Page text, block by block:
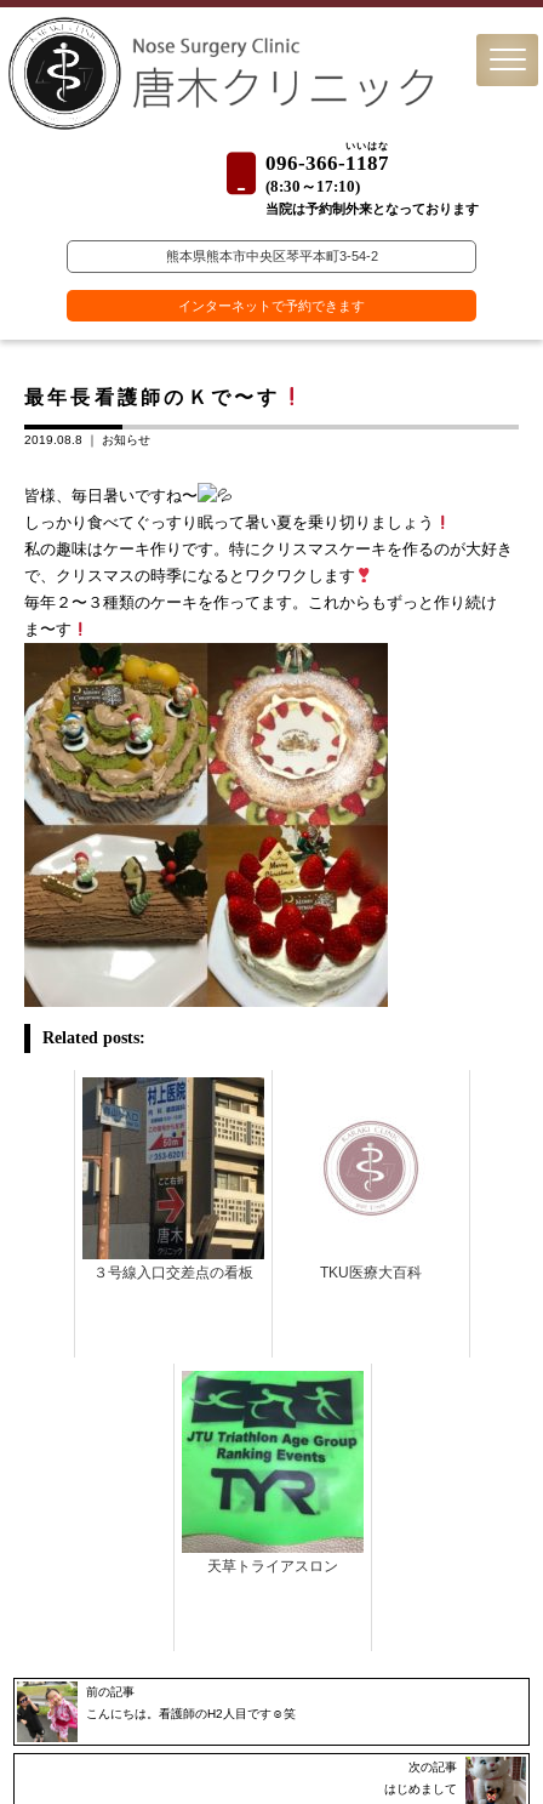
096-366-1187
いいはな
(8:30～17:10)
当院は予約制外来となっております
熊本県熊本市中央区琴平本町3-54-2
インターネットで予約できます
最年長看護師のＫで〜す
2019.08.8 ｜ お知らせ
皆様、毎日暑いですね〜
しっかり食べてぐっすり眠って暑い夏を乗り切りましょう
私の趣味はケーキ作りです。特にクリスマスケーキを作るのが大好き
で、クリスマスの時季になるとワクワクします
毎年２〜３種類のケーキを作ってます。これからもずっと作り続け
ま〜す
Related posts:
３号線入口交差点の看板 TKU医療大百科
天草トライアスロン
前の記事
こんにちは。看護師のH2人目です☺︎笑
次の記事
はじめまして